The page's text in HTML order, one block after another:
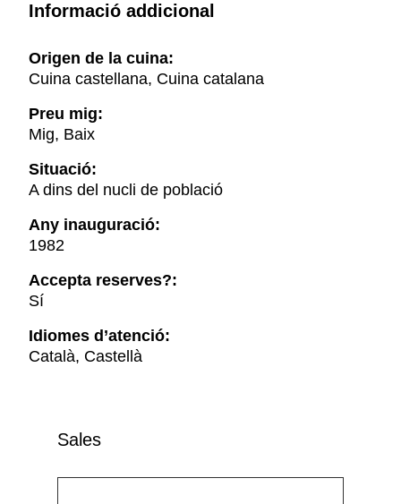
Informació addicional
Origen de la cuina:
Cuina castellana, Cuina catalana
Preu mig:
Mig, Baix
Situació:
A dins del nucli de població
Any inauguració:
1982
Accepta reserves?:
Sí
Idiomes d’atenció:
Català, Castellà
Sales